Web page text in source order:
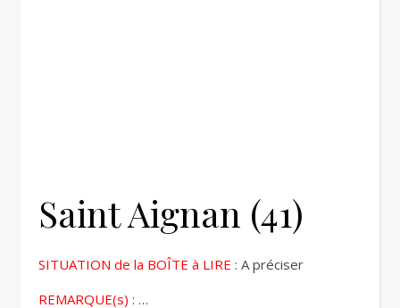
Saint Aignan (41)
SITUATION de la BOÎTE à LIRE : A préciser
REMARQUE(s) : …